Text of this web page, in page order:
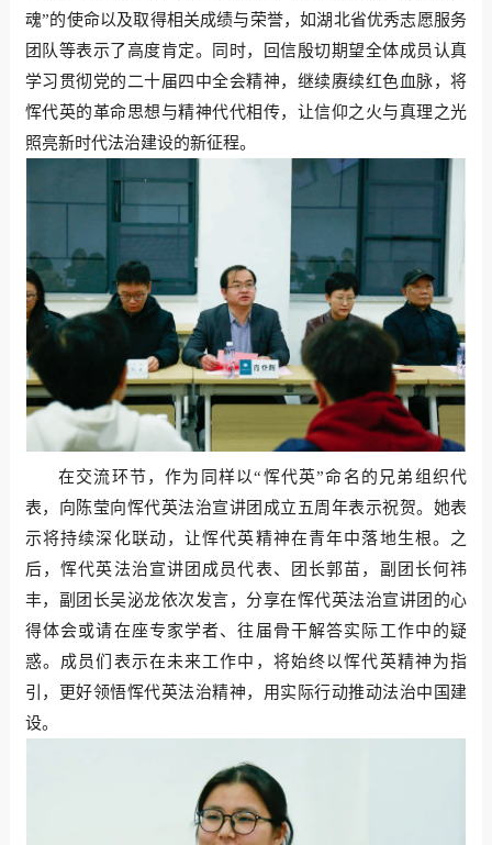
魂”的使命以及取得相关成绩与荣誉，如湖北省优秀志愿服务
团队等表示了高度肯定。同时，回信殷切期望全体成员认真
学习贯彻党的二十届四中全会精神，继续赓续红色血脉，将
恽代英的革命思想与精神代代相传，让信仰之火与真理之光
照亮新时代法治建设的新征程。
在交流环节，作为同样以“恽代英”命名的兄弟组织代
表，向陈莹向恽代英法治宣讲团成立五周年表示祝贺。她表
示将持续深化联动，让恽代英精神在青年中落地生根。之
后，恽代英法治宣讲团成员代表、团长郭苗，副团长何祎
丰，副团长吴泌龙依次发言，分享在恽代英法治宣讲团的心
得体会或请在座专家学者、往届骨干解答实际工作中的疑
惑。成员们表示在未来工作中，将始终以恽代英精神为指
引，更好领悟恽代英法治精神，用实际行动推动法治中国建
设。